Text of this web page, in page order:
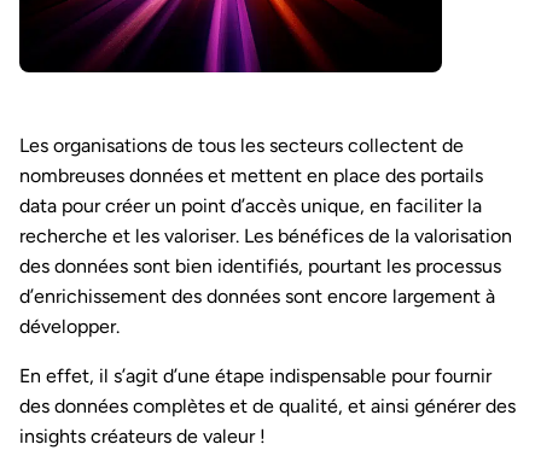
Les organisations de tous les secteurs collectent de
nombreuses données et mettent en place des portails
data pour créer un point d’accès unique, en faciliter la
recherche et les valoriser. Les bénéfices de la valorisation
des données sont bien identifiés, pourtant les processus
d’enrichissement des données sont encore largement à
développer.
En effet, il s’agit d’une étape indispensable pour fournir
des données complètes et de qualité, et ainsi générer des
insights créateurs de valeur !